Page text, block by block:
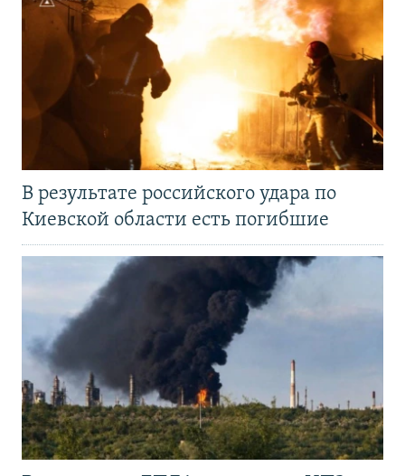
В результате российского удара по
Киевской области есть погибшие